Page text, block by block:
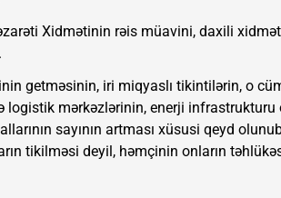
Xidmətinin rəis müavini, daxili
getməsinin, iri miqyaslı tikintilərin, o
logistik mərkəzlərinin, enerji
sayının artması xüsusi qeyd
tikilməsi deyil, həmçinin onların